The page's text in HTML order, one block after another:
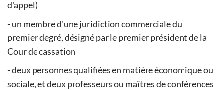
d'appel)
- un membre d'une juridiction commerciale du
premier degré, désigné par le premier président de la
Cour de cassation
- deux personnes qualifiées en matière économique ou
sociale, et deux professeurs ou maîtres de conférences